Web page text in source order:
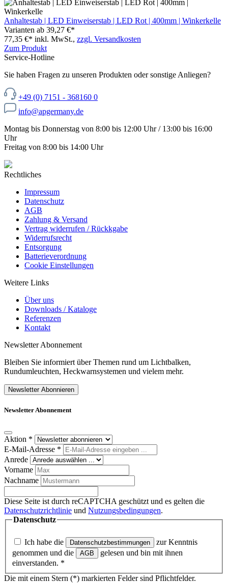
Anhaltestab | LED Einweiserstab | LED Rot | 400mm | Winkerkelle
Varianten ab 39,27 €*
77,35 €* inkl. MwSt., zzgl. Versandkosten
Zum Produkt
Service-Hotline
Sie haben Fragen zu unseren Produkten oder sonstige Anliegen?
+49 (0) 7151 - 368160 0
info@apgermany.de
Montag bis Donnerstag von 8:00 bis 12:00 Uhr / 13:00 bis 16:00
Uhr
Freitag von 8:00 bis 14:00 Uhr
Rechtliches
Impressum
Datenschutz
AGB
Zahlung & Versand
Vertrag widerrufen / Rückkgabe
Widerrufsrecht
Entsorgung
Batterieverordnung
Cookie Einstellungen
Weitere Links
Über uns
Downloads / Kataloge
Referenzen
Kontakt
Newsletter Abonnement
Bleiben Sie informiert über Themen rund um Lichtbalken,
Rundumleuchten, Heckwarnsystemen und vielem mehr.
Newsletter Abonnieren
Newsletter Abonnement
Aktion *
E-Mail-Adresse *
Anrede
Vorname
Nachname
Diese Seite ist durch reCAPTCHA geschützt und es gelten die
Datenschutzrichtlinie und Nutzungsbedingungen.
Datenschutz
Ich habe die Datenschutzbestimmungen
zur Kenntnis
genommen und die
AGB
gelesen und bin mit ihnen
einverstanden. *
Die mit einem Stern (*) markierten Felder sind Pflichtfelder.